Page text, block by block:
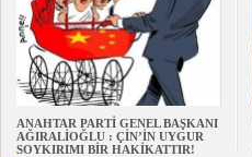
ANAHTAR PARTİ GENEL BAŞKANI
AĞIRALİOĞLU : ÇİN’İN UYGUR
SOYKIRIMI BİR HAKİKATTIR!